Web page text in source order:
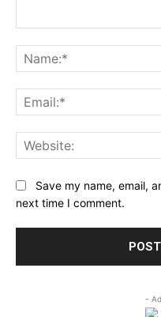
Save my name, email,
next time I comment.
-